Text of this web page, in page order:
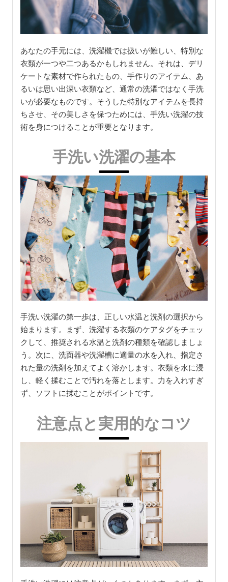
あなたの手元には、洗濯機では扱いが難しい、特別な
衣類が一つや二つあるかもしれません。それは、デリ
ケートな素材で作られたもの、手作りのアイテム、あ
るいは思い出深い衣類など、通常の洗濯ではなく手洗
いが必要なものです。そうした特別なアイテムを長持
ちさせ、その美しさを保つためには、手洗い洗濯の技
術を身につけることが重要となります。
手洗い洗濯の基本
手洗い洗濯の第一歩は、正しい水温と洗剤の選択から
始まります。まず、洗濯する衣類のケアタグをチェッ
クして、推奨される水温と洗剤の種類を確認しましょ
う。次に、洗面器や洗濯槽に適量の水を入れ、指定さ
れた量の洗剤を加えてよく溶かします。衣類を水に浸
し、軽く揉むことで汚れを落とします。力を入れすぎ
ず、ソフトに揉むことがポイントです。
注意点と実用的なコツ